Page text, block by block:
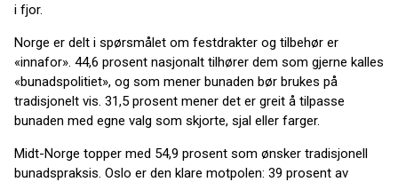
i fjor.
Norge er delt i spørsmålet om festdrakter og tilbehør er
«innafor». 44,6 prosent nasjonalt tilhører dem som gjerne kalles
«bunadspolitiet», og som mener bunaden bør brukes på
tradisjonelt vis. 31,5 prosent mener det er greit å tilpasse
bunaden med egne valg som skjorte, sjal eller farger.
Midt-Norge topper med 54,9 prosent som ønsker tradisjonell
bunadspraksis. Oslo er den klare motpolen: 39 prosent av